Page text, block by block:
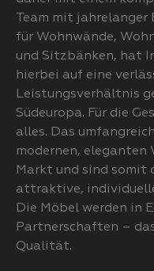
Team mit
für Wohnwände,
und Sitzbänken, hat
hierbei auf eine
Leistungsverhältnis
Südeuropa. Für die
alles. Das
modernen, eleganten
Markt und sind somit
attraktive,
Die Möbel werden in
Partnerschaften –
Qualität.